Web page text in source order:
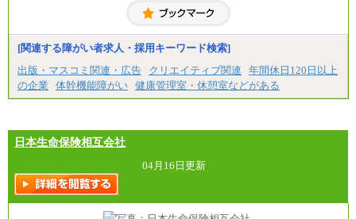
[関連する障がい者求人・採用キーワード検索]
出版・マスコミ関連・広告
クリエイティブ関連
年間休日120日以上
の企業
体幹機能障がい 健康管理室・休憩室などがある
日本生命保険相互会社
04月16日更新